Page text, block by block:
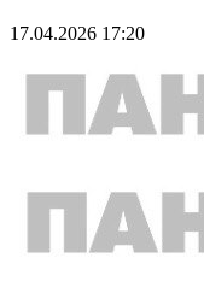
17.04.2026 17:20